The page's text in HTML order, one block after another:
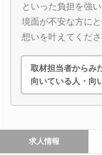
といった負担を強
境面が不安な方に
想いを叶えてくださ
取材担当者からみ
向いている人・向
求人情報